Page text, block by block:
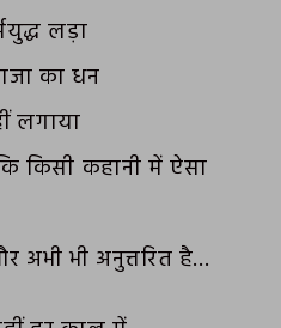
लड़ा
का धन
लगाया
किसी कहानी में ऐसा
अभी भी अनुत्तरित है…